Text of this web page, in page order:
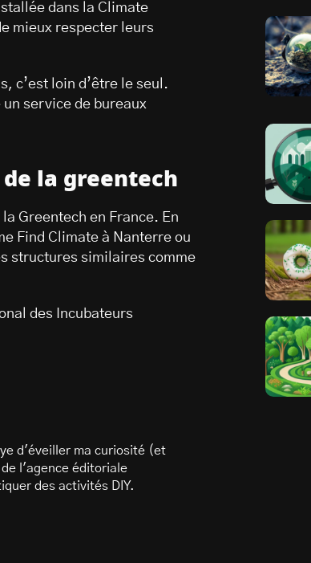
dans la Climate
mieux respecter leurs
c’est loin d’être le seul.
service de bureaux
la greentech
Greentech en France. En
Find Climate à Nanterre ou
structures similaires comme
des Incubateurs
d'éveiller ma curiosité (et
l'agence éditoriale
des activités DIY.